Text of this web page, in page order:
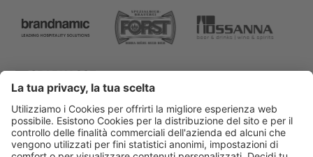
Bressanone Turismo
Privacy
Note legali Finanziamenti